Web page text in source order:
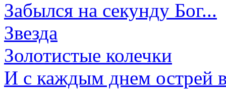
Забылся на секунду Бог...
Звезда
Золотистые колечки
И с каждым днем острей